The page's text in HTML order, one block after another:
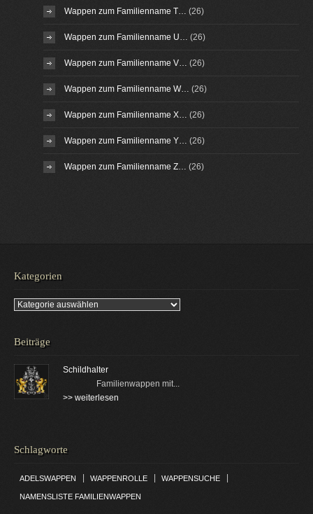
Wappen zum Familienname T… (26)
Wappen zum Familienname U… (26)
Wappen zum Familienname V… (26)
Wappen zum Familienname W… (26)
Wappen zum Familienname X… (26)
Wappen zum Familienname Y… (26)
Wappen zum Familienname Z… (26)
Kategorien
Kategorien
Beiträge
Schildhalter
Familienwappen mit...
>> weiterlesen
Schlagworte
ADELSWAPPEN WAPPENROLLE WAPPENSUCHE
NAMENSLISTE FAMILIENWAPPEN